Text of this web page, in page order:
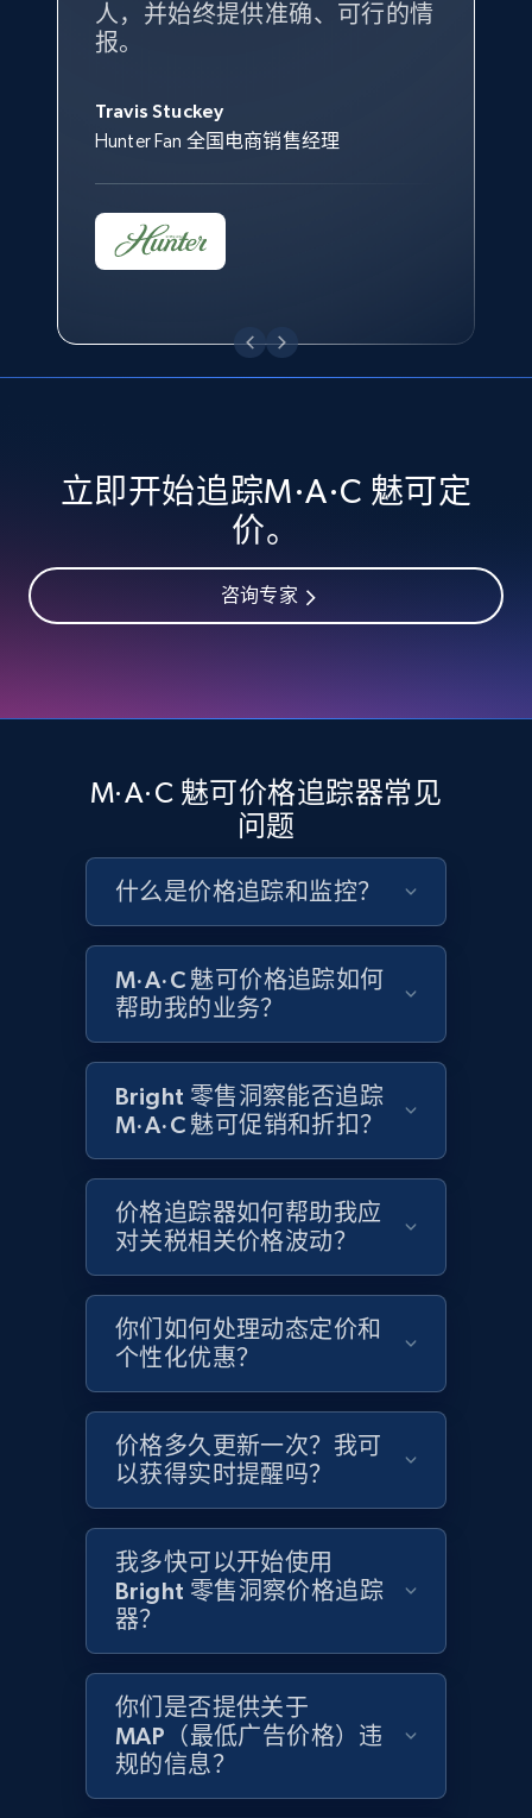
eBay - Collect products from shops on eBay
URL, Product id, Title, Seller name, Seller rating,
eBay - Collect records by category
Seller reviews, Breadcrumbs, Root category, and
URL, Product id, Title, Product description,
Rating, Reviews count, Images, Variations, and
Google Shopping - collects products from
web using keywords
URL, Product id, Title, Product description,
Rating, Reviews count, Images, Variations, and
2.4K+ 199+ 立即开始
Amazon products global dataset
Title, Seller name, Brand, Description, Initial
price, Currency, Availability, Reviews count, and
Amazon products global dataset - Collects
products by specific category URL
Title, Seller name, Brand, Description, Initial
price, Currency, Availability, Reviews count, and
more.
2.1K+ 375+
Amazon products global dataset -
Collecting products by keyword search
Title, Seller name, Brand, Description, Initial
price, Currency, Availability, Reviews count, and
more.
人，并始终提供准确、可行的情
报。
Travis Stuckey
Hunter Fan 全国电商销售经理
销团队扩大产品种类。
Overstock 的客户战略与洞察总监
Yael Fridman
Keter 的市场总监
Beverly Taylor
Kingston Brass, Inc. 商品规划总监
立即开始追踪M·A·C 魅可定
价。
咨询专家
M·A·C 魅可价格追踪器常见
问题
什么是价格追踪和监控？
M·A·C 魅可价格追踪如何
帮助我的业务？
Bright 零售洞察能否追踪
M·A·C 魅可促销和折扣？
价格追踪器如何帮助我应
对关税相关价格波动？
你们如何处理动态定价和
个性化优惠？
价格多久更新一次？我可
以获得实时提醒吗？
我多快可以开始使用
Bright 零售洞察价格追踪
器？
你们是否提供关于
MAP（最低广告价格）违
规的信息？